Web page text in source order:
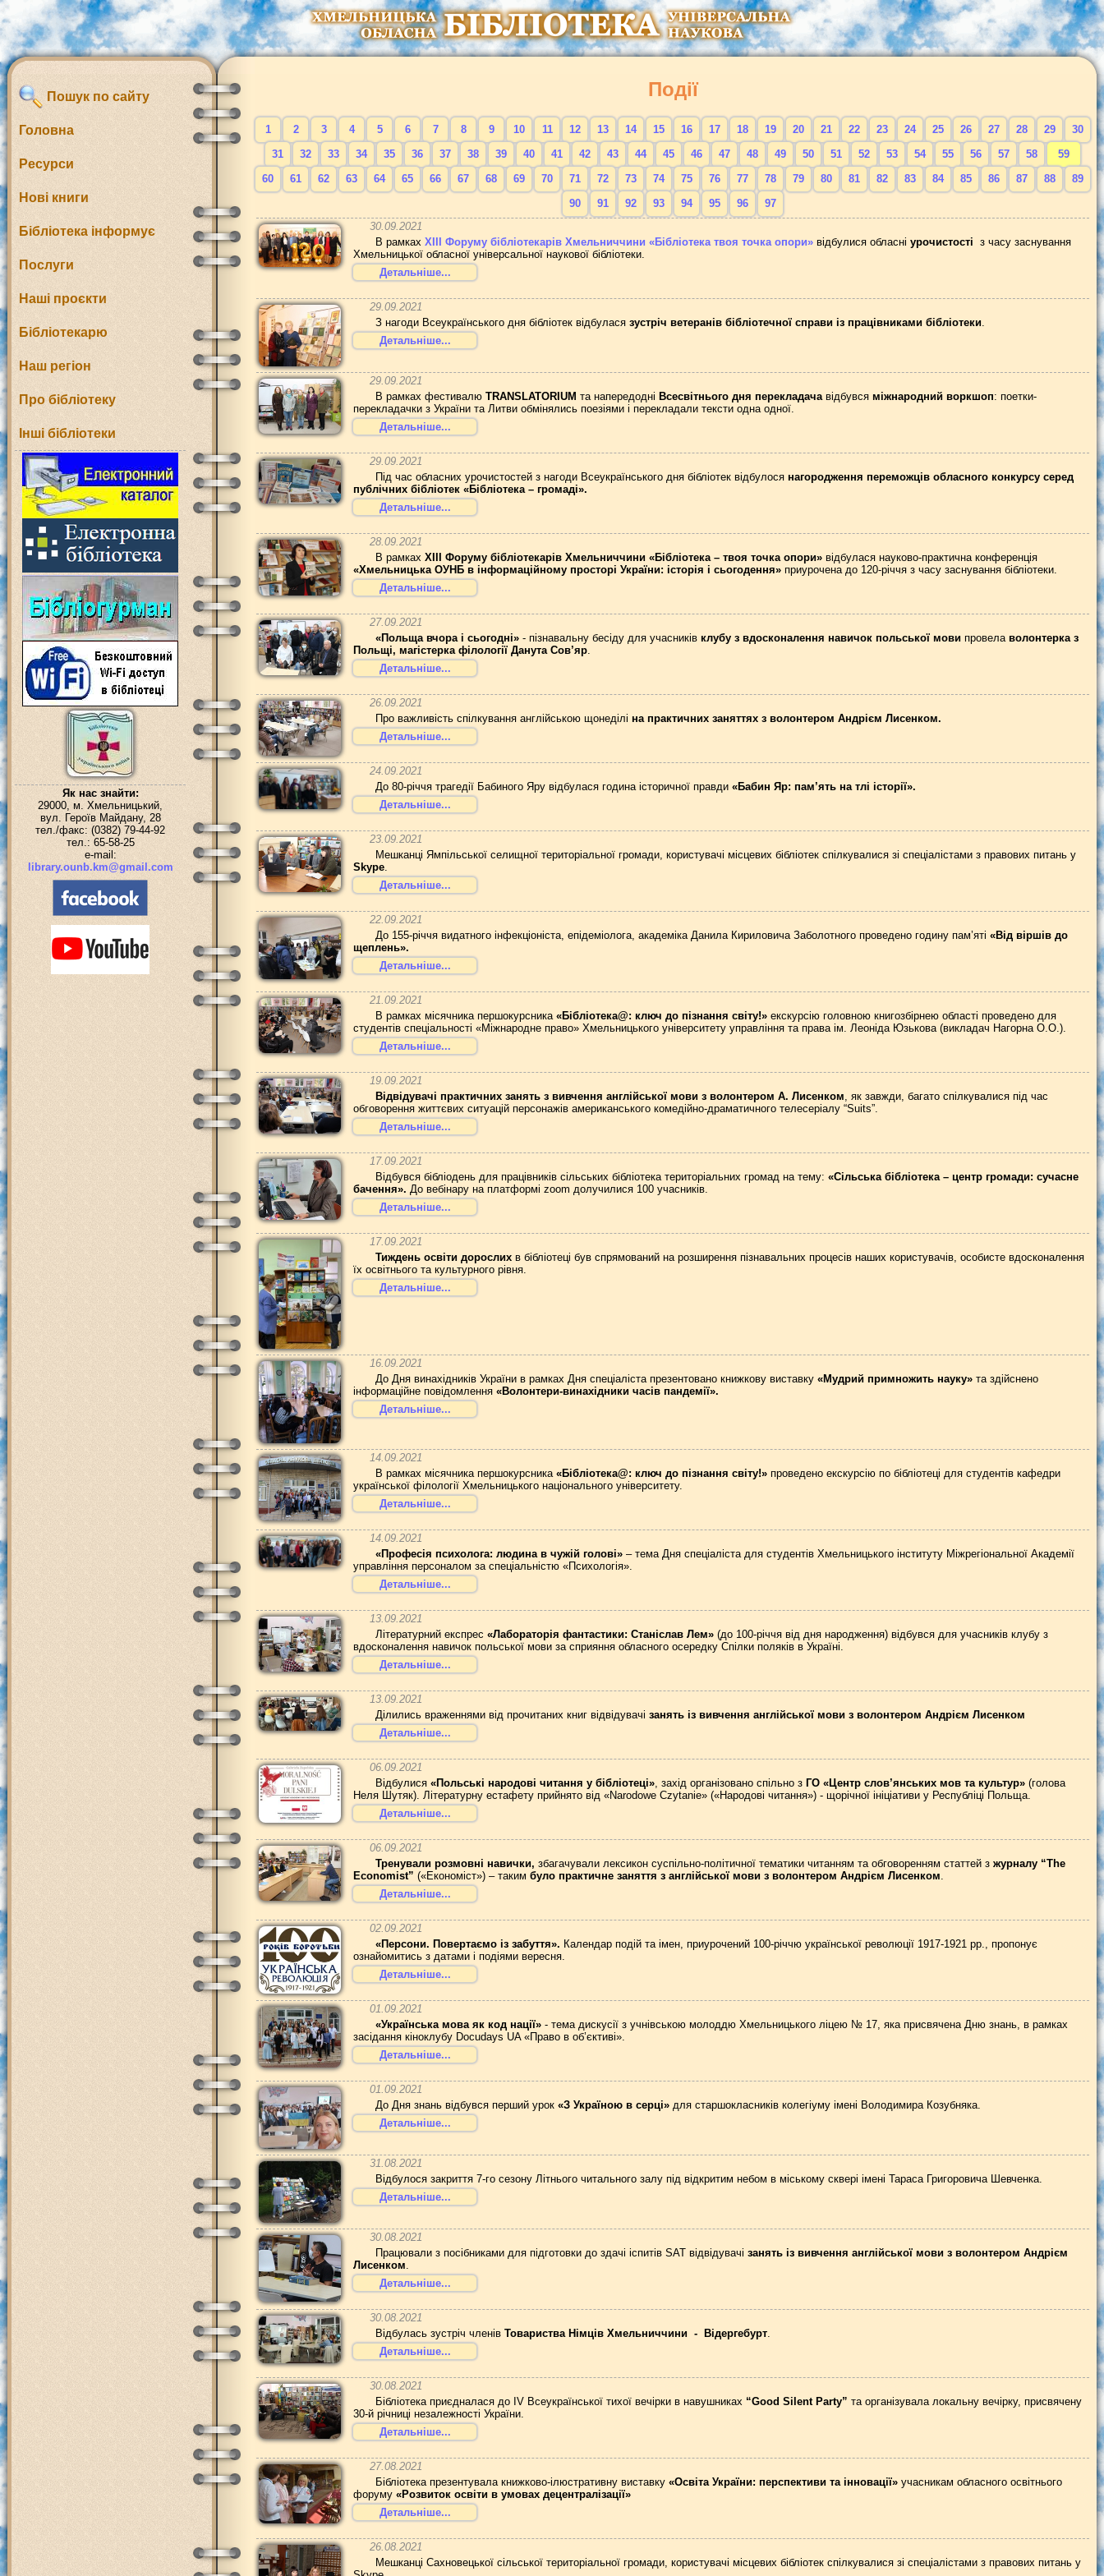
Пошук по сайту
Головна
Ресурси
Нові книги
Бібліотека інформує
Послуги
Наші проєкти
Бібліотекарю
Наш регіон
Про бібліотеку
Інші бібліотеки
Як нас знайти:
29000, м. Хмельницький,
вул. Героїв Майдану, 28
тел./факс: (0382) 79-44-92
тел.: 65-58-25
e-mail:
library.ounb.km@gmail.com
Події
1 2 3 4 5 6 7 8 9 10 11 12 13 14 15 16 17 18 19 20 21 22 23 24 25 26 27 28 29
30
31
32 33 34 35 36 37 38 39 40 41 42 43 44 45 46 47 48 49 50 51 52 53 54 55 56 57 58
59
60
61 62 63 64 65 66 67 68 69 70 71 72 73 74 75 76 77 78 79 80 81 82 83 84 85 86 87 88
89
90
91 92 93 94 95 96
97
30.09.2021
В рамках ХІІІ Форуму бібліотекарів Хмельниччини «Бібліотека твоя точка опори»відбулися обласні урочистості з часу заснування
Хмельницької обласної універсальної наукової бібліотеки.
Детальніше...
29.09.2021
З нагоди Всеукраїнського дня бібліотек відбулася зустріч ветеранів бібліотечної справи із працівниками бібліотеки.
Детальніше...
29.09.2021
В рамках фестивалю TRANSLATORIUM та напередодні Всесвітнього дня перекладачавідбувся міжнародний воркшоп: поетки-
перекладачки з України та Литви обмінялись поезіями і перекладали тексти одна одної.
Детальніше...
29.09.2021
Під час обласних урочистостей з нагоди Всеукраїнського дня бібліотек відбулося нагородження переможців обласного конкурсу серед
публічних бібліотек «Бібліотека – громаді».
Детальніше...
28.09.2021
В рамках ХІІІ Форуму бібліотекарів Хмельниччини «Бібліотека – твоя точка опори»відбулася науково-практична конференція
«Хмельницька ОУНБ в інформаційному просторі України: історія і сьогодення» приурочена до 120-річчя з часу заснування бібліотеки.
Детальніше...
27.09.2021
«Польща вчора і сьогодні»- пізнавальну бесіду для учасників клубу з вдосконалення навичок польської мовипровела волонтерка з
Польщі, магістерка філології Данута Сов’яр.
Детальніше...
26.09.2021
Про важливість спілкування англійською щонеділі на практичних заняттях з волонтером Андрієм Лисенком.
Детальніше...
24.09.2021
До 80-річчя трагедії Бабиного Яру відбулася година історичної правди «Бабин Яр: пам’ять на тлі історії».
Детальніше...
23.09.2021
Мешканці Ямпільської селищної територіальної громади, користувачі місцевих бібліотек спілкувалися зі спеціалістами з правових питань у
Skype.
Детальніше...
22.09.2021
До 155-річчя видатного інфекціоніста, епідеміолога, академіка Данила Кириловича Заболотного проведено годину пам’яті «Від віршів до
щеплень».
Детальніше...
21.09.2021
В рамках місячника першокурсника«Бібліотека@: ключ до пізнання світу!»екскурсію головною книгозбірнею області проведено для
студентів спеціальності «Міжнародне право» Хмельницького університету управління та права ім. Леоніда Юзькова (викладач Нагорна О.О.).
Детальніше...
19.09.2021
Відвідувачі практичних занять з вивчення англійської мови з волонтером А. Лисенком, як завжди, багато спілкувалися під час
обговорення життєвих ситуацій персонажів американського комедійно-драматичного телесеріалу “Suits”.
Детальніше...
17.09.2021
Відбувся бібліодень для працівників сільських бібліотека територіальних громад на тему: «Сільська бібліотека – центр громади: сучасне
бачення». До вебінару на платформі zoom долучилися 100 учасників.
Детальніше...
17.09.2021
Тиждень освіти дорослихв бібліотеці був спрямований на розширення пізнавальних процесів наших користувачів, особисте вдосконалення
їх освітнього та культурного рівня.
Детальніше...
16.09.2021
До Дня винахідників України в рамках Дня спеціаліста презентовано книжкову виставку «Мудрий примножить науку»та здійснено
інформаційне повідомлення «Волонтери-винахідники часів пандемії».
Детальніше...
14.09.2021
В рамках місячника першокурсника «Бібліотека@: ключ до пізнання світу!»проведено екскурсію по бібліотеці для студентів кафедри
української філології Хмельницького національного університету.
Детальніше...
14.09.2021
«Професія психолога: людина в чужій голові»– тема Дня спеціаліста для студентів Хмельницького інституту Міжрегіональної Академії
управління персоналом за спеціальністю «Психологія».
Детальніше...
13.09.2021
Літературний експрес «Лабораторія фантастики: Станіслав Лем»(до 100-річчя від дня народження) відбувся для учасників клубу з
вдосконалення навичок польської мови за сприяння обласного осередку Спілки поляків в Україні.
Детальніше...
13.09.2021
Ділились враженнями від прочитаних книг відвідувачі занять із вивчення англійської мови з волонтером Андрієм Лисенком
Детальніше...
06.09.2021
Відбулися«Польські народові читання у бібліотеці», захід організовано спільно з ГО «Центр слов’янських мов та культур»(голова
Неля Шутяк). Літературну естафету прийнято від «Narodowe Czytanie» («Народові читання») - щорічної ініціативи у Республіці Польща.
Детальніше...
06.09.2021
Тренували розмовні навички, збагачували лексикон суспільно-політичної тематики читанням та обговоренням статтей з журналу “The
Economist” («Економіст») – таким було практичне заняття з англійської мови з волонтером Андрієм Лисенком.
Детальніше...
02.09.2021
«Персони. Повертаємо із забуття». Календар подій та імен, приурочений 100-річчю української революції 1917-1921 рр., пропонує
ознайомитись з датами і подіями вересня.
Детальніше...
01.09.2021
«Українська мова як код нації»- тема дискусії з учнівською молоддю Хмельницького ліцею № 17, яка присвячена Дню знань, в рамках
засідання кіноклубу Docudays UA «Право в об’єктиві».
Детальніше...
01.09.2021
До Дня знань відбувся перший урок «З Україною в серці»для старшокласників колегіуму імені Володимира Козубняка.
Детальніше...
31.08.2021
Відбулося закриття 7-го сезону Літнього читального залу під відкритим небом в міському сквері імені Тараса Григоровича Шевченка.
Детальніше...
30.08.2021
Працювали з посібниками для підготовки до здачі іспитів SAT відвідувачі занять із вивчення англійської мови з волонтером Андрієм
Лисенком.
Детальніше...
30.08.2021
Відбулась зустріч членів Товариства Німців Хмельниччини - Відергебурт.
Детальніше...
30.08.2021
Бібліотека приєдналася до IV Всеукраїнської тихої вечірки в навушниках“Good Silent Party” та організувала локальну вечірку, присвячену
30-й річниці незалежності України.
Детальніше...
27.08.2021
Бібліотека презентувала книжково-ілюстративну виставку «Освіта України: перспективи та інновації»учасникам обласного освітнього
форуму «Розвиток освіти в умовах децентралізації»
Детальніше...
26.08.2021
Мешканці Сахновецької сільської територіальної громади, користувачі місцевих бібліотек спілкувалися зі спеціалістами з правових питань у